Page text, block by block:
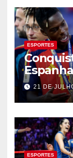
ESPORTES
filhos
21 DE
ESPORTES